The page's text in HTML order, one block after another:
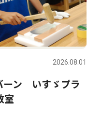
2026.08.01
ーン いすゞプラ
室